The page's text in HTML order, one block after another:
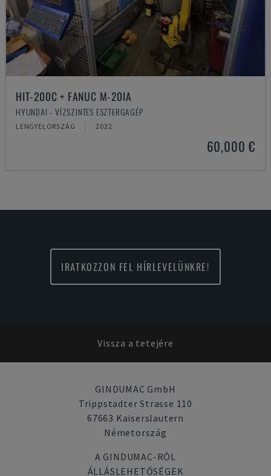
HIT-200C + FANUC M-20IA
HYUNDAI - VÍZSZINTES ESZTERGAGÉP
LENGYELORSZÁG 2022
60,000 €
IRATKOZZON FEL HÍRLEVELÜNKRE!
Vissza a tetejére
GINDUMAC GmbH
Trippstadter Strasse 110
67663 Kaiserslautern
Németország
A GINDUMAC-RÓL
ÁLLÁSLEHETŐSÉGEK